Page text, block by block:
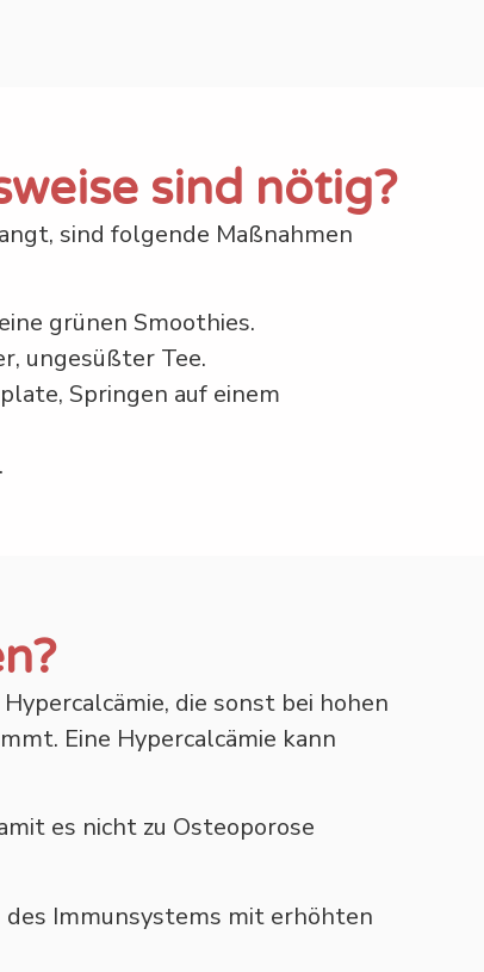
sind nötig?
sind folgende Maßnahmen
grünen Smoothies.
ungesüßter Tee.
Springen auf einem
die sonst bei hohen
Eine Hypercalcämie kann
es nicht zu Osteoporose
des Immunsystems mit erhöhten